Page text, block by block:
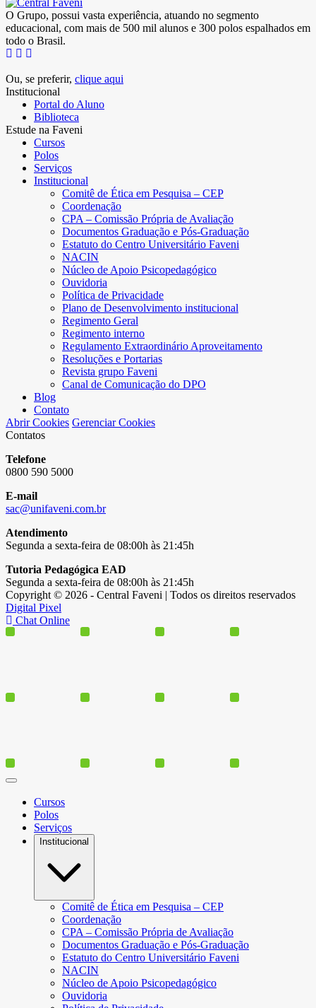
O Grupo, possui vasta experiência, atuando no segmento
educacional, com mais de 500 mil alunos e 300 polos espalhados em
todo o Brasil.
Ou, se preferir, clique aqui
Institucional
Portal do Aluno
Biblioteca
Estude na Faveni
Cursos
Polos
Serviços
Institucional
Comitê de Ética em Pesquisa – CEP
Coordenação
CPA – Comissão Própria de Avaliação
Documentos Graduação e Pós-Graduação
Estatuto do Centro Universitário Faveni
NACIN
Núcleo de Apoio Psicopedagógico
Ouvidoria
Política de Privacidade
Plano de Desenvolvimento institucional
Regimento Geral
Regimento interno
Regulamento Extraordinário Aproveitamento
Resoluções e Portarias
Revista grupo Faveni
Canal de Comunicação do DPO
Blog
Contato
Abrir Cookies Gerenciar Cookies
Contatos
Telefone
0800 590 5000
E-mail
sac@unifaveni.com.br
Atendimento
Segunda a sexta-feira de 08:00h às 21:45h
Tutoria Pedagógica EAD
Segunda a sexta-feira de 08:00h às 21:45h
Copyright © 2026 - Central Faveni | Todos os direitos reservados
Digital Pixel
Chat Online
Cursos
Polos
Serviços
Institucional
Comitê de Ética em Pesquisa – CEP
Coordenação
CPA – Comissão Própria de Avaliação
Documentos Graduação e Pós-Graduação
Estatuto do Centro Universitário Faveni
NACIN
Núcleo de Apoio Psicopedagógico
Ouvidoria